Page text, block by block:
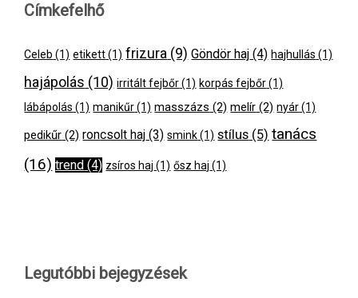
Címkefelhő
Celeb (1) etikett(1) frizura (9) Göndör haj (4) hajhullás (1)
hajápolás (10) irritált fejbőr(1) korpás fejbőr(1)
lábápolás (1) manikűr(1) masszázs (2) melír (2) nyár(1)
pedikűr (2) roncsolt haj (3) smink(1) stílus (5) tanács
(16) trend (4) zsíros haj (1) ősz haj (1)
Legutóbbi bejegyzések